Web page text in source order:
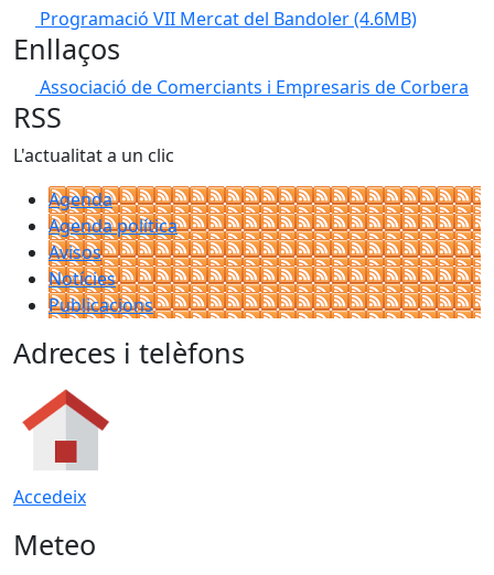
Programació VII Mercat del Bandoler(4.6MB)
Enllaços
Associació de Comerciants i Empresaris de Corbera
RSS
L'actualitat a un clic
Agenda
Agenda política
Avisos
Notícies
Publicacions
Adreces i telèfons
Accedeix
Meteo